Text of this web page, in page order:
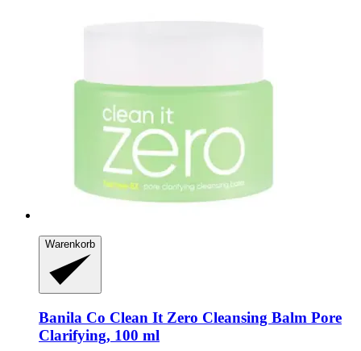
Warenkorb
Banila Co Clean It Zero Cleansing Balm Pore
Clarifying, 100 ml